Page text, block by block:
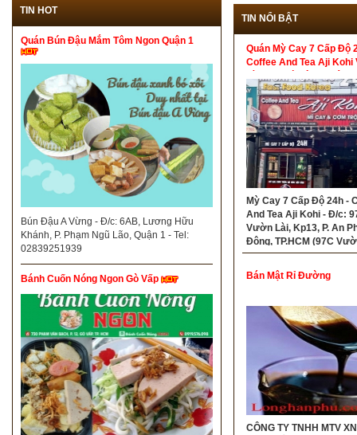
TIN HOT
Quán Bún Đậu Mắm Tôm Ngon Quận 1
Bún Đậu A Vừng - Đ/c: 6AB, Lương Hữu
Khánh, P. Phạm Ngũ Lão, Quận 1 - Tel:
02839251939
Bánh Cuốn Nóng Ngon Gò Vấp
TIN NỔI BẬT
Quán Mỳ Cay 7 Cấp Độ
Coffee And Tea Aji Kohi
Mỳ Cay 7 Cấp Độ 24h -
And Tea Aji Kohi - Đ/c:
Vườn Lài, Kp13, P. An
Đông, TP.HCM (97C
Kp13, P. An Phú Đông,
12)- Tel: 0328934938
Bán Mật Rỉ Đường
CÔNG TY TNHH MTV